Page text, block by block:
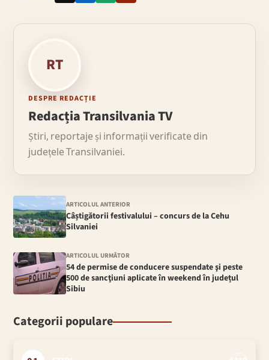
RT
DESPRE REDACȚIE
Redacția Transilvania TV
Știri, reportaje și informații verificate din
județele Transilvaniei.
ARTICOLUL ANTERIOR
Câștigătorii festivalului – concurs de la Cehu
Silvaniei
ARTICOLUL URMĂTOR
54 de permise de conducere suspendate şi peste
500 de sancţiuni aplicate în weekend în județul
Sibiu
Categorii populare